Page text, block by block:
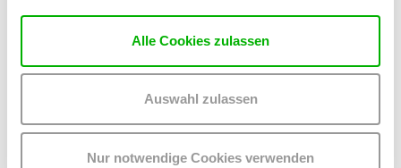
Alle Cookies zulassen
Auswahl zulassen
Nur notwendige Cookies verwenden